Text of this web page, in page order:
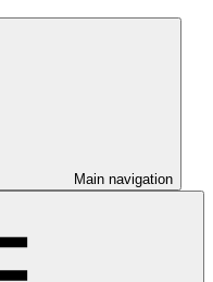
Main navigation